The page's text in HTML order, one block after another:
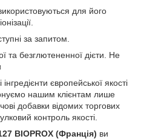
для його
за запитом.
та безглютененної дієти. Не
європейської якості
нашим клієнтам лише
добавки відомих торгових
контроль якості.
BIOPROX (Франція) ви